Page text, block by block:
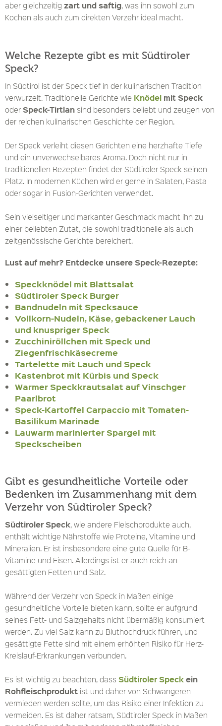
aber gleichzeitig zart und saftig, was ihn sowohl zum
Kochen als auch zum direkten Verzehr ideal macht.
Welche Rezepte gibt es mit Südtiroler
Speck?
In Südtirol ist der Speck tief in der kulinarischen Tradition
verwurzelt. Traditionelle Gerichte wie Knödel mit Speck
oder Speck-Tirtlan sind besonders beliebt und zeugen von
der reichen kulinarischen Geschichte der Region.
Der Speck verleiht diesen Gerichten eine herzhafte Tiefe
und ein unverwechselbares Aroma. Doch nicht nur in
traditionellen Rezepten findet der Südtiroler Speck seinen
Platz. In modernen Küchen wird er gerne in Salaten, Pasta
oder sogar in Fusion-Gerichten verwendet.
Sein vielseitiger und markanter Geschmack macht ihn zu
einer beliebten Zutat, die sowohl traditionelle als auch
zeitgenössische Gerichte bereichert.
Lust auf mehr? Entdecke unsere Speck-Rezepte:
Speckknödel mit Blattsalat
Südtiroler Speck Burger
Bandnudeln mit Specksauce
Vollkorn-Nudeln, Käse, gebackener Lauch
und knuspriger Speck
Zucchiniröllchen mit Speck und
Ziegenfrischkäsecreme
Tartelette mit Lauch und Speck
Kastenbrot mit Kürbis und Speck
Warmer Speckkrautsalat auf Vinschger
Paarlbrot
Speck-Kartoffel Carpaccio mit Tomaten-
Basilikum Marinade
Lauwarm marinierter Spargel mit
Speckscheiben
Gibt es gesundheitliche Vorteile oder
Bedenken im Zusammenhang mit dem
Verzehr von Südtiroler Speck?
Südtiroler Speck, wie andere Fleischprodukte auch,
enthält wichtige Nährstoffe wie Proteine, Vitamine und
Mineralien. Er ist insbesondere eine gute Quelle für B-
Vitamine und Eisen. Allerdings ist er auch reich an
gesättigten Fetten und Salz.
Während der Verzehr von Speck in Maßen einige
gesundheitliche Vorteile bieten kann, sollte er aufgrund
seines Fett- und Salzgehalts nicht übermäßig konsumiert
werden. Zu viel Salz kann zu Bluthochdruck führen, und
gesättigte Fette sind mit einem erhöhten Risiko für Herz-
Kreislauf-Erkrankungen verbunden.
Es ist wichtig zu beachten, dass Südtiroler Speckein
Rohfleischprodukt ist und daher von Schwangeren
vermieden werden sollte, um das Risiko einer Infektion zu
vermeiden. Es ist daher ratsam, Südtiroler Speck in Maßen